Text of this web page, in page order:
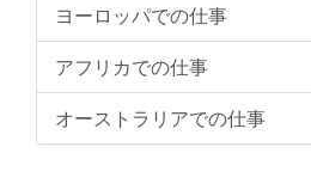
ヨーロッパでの仕事
アフリカでの仕事
オーストラリアでの仕事